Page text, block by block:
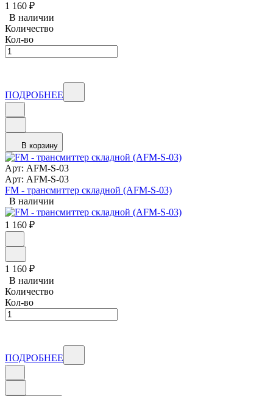
1 160 ₽
В наличии
Количество
Кол-во
ПОДРОБНЕЕ
В корзину
Арт: AFM-S-03
Арт: AFM-S-03
FM - трансмиттер складной (AFM-S-03)
В наличии
1 160 ₽
1 160 ₽
В наличии
Количество
Кол-во
ПОДРОБНЕЕ